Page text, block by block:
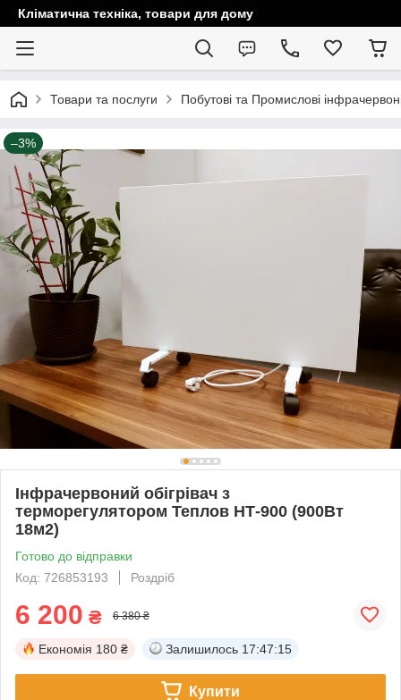
Кліматична техніка, товари для дому
Товари та послуги Побутові та Промислові інфрачервоні
–3%
Інфрачервоний обігрівач з
терморегулятором Теплов НТ-900 (900Вт
18м2)
Готово до відправки
Код: 726853193
Роздріб
6 200 ₴ 6 380 ₴
Економія 180 ₴ Залишилось 17:47:14
Купити